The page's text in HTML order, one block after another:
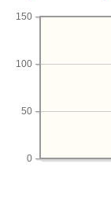
0
50
100
150